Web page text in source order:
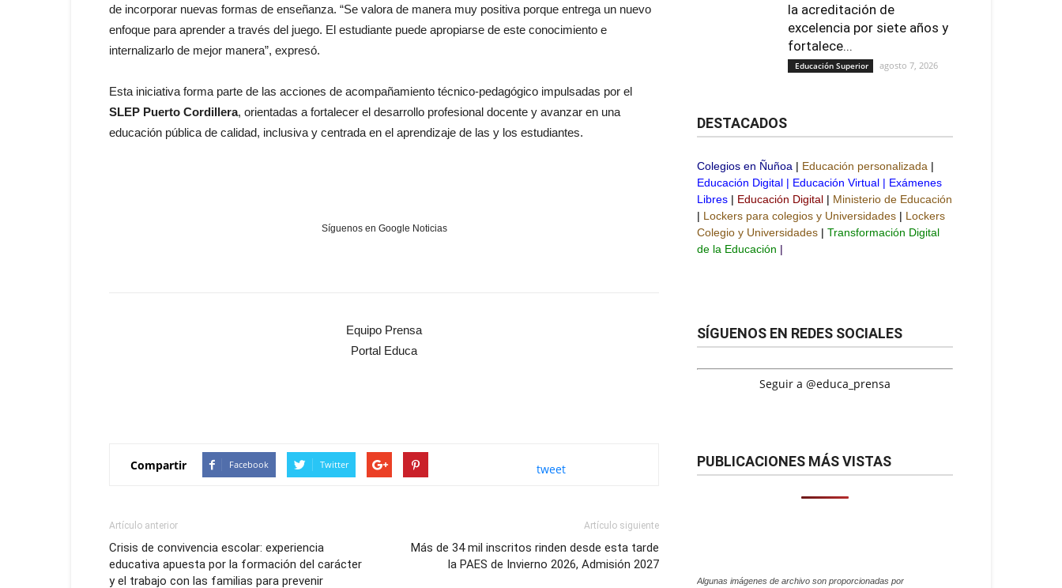
de incorporar nuevas formas de enseñanza. “Se valora de manera muy positiva porque entrega un nuevo
enfoque para aprender a través del juego. El estudiante puede apropiarse de este conocimiento e
internalizarlo de mejor manera”, expresó.
Esta iniciativa forma parte de las acciones de acompañamiento técnico-pedagógico impulsadas por el
SLEP Puerto Cordillera, orientadas a fortalecer el desarrollo profesional docente y avanzar en una
educación pública de calidad, inclusiva y centrada en el aprendizaje de las y los estudiantes.
Síguenos en Google Noticias
Equipo Prensa
Portal Educa
Compartir Facebook Twitter tweet
Artículo anterior
Crisis de convivencia escolar: experiencia
educativa apuesta por la formación del carácter
y el trabajo con las familias para prevenir
Artículo siguiente
Más de 34 mil inscritos rinden desde esta tarde
la PAES de Invierno 2026, Admisión 2027
la acreditación de
excelencia por siete años y
fortalece...
Educación Superior agosto 7, 2026
DESTACADOS
Colegios en Ñuñoa | Educación personalizada |
Educación Digital | Educación Virtual | Exámenes
Libres | Educación Digital | Ministerio de Educación
| Lockers para colegios y Universidades | Lockers
Colegio y Universidades | Transformación Digital
de la Educación |
SÍGUENOS EN REDES SOCIALES
Seguir a @educa_prensa
PUBLICACIONES MÁS VISTAS
Algunas imágenes de archivo son proporcionadas por